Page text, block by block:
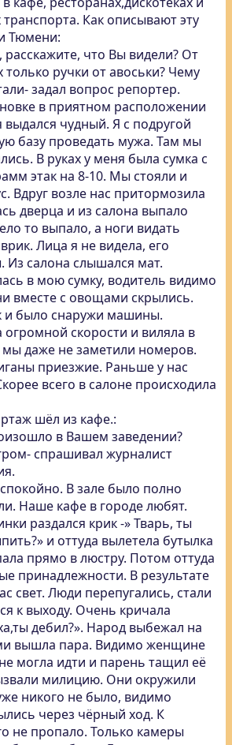
Как описывают эту
Тюмени:
что Вы видели? От
только ручки от авоськи? Чему
задал вопрос репортер.
в приятном расположении
выдался чудный. Я с подругой
базу проведать мужа. Там мы
В руках у меня была сумка с
этак на 8-10. Мы стояли и
Вдруг возле нас притормозила
дверца и из салона выпало
то выпало, а ноги видать
Лица я не видела, его
Из салона слышался мат.
в мою сумку, водитель видимо
вместе с овощами скрылись.
и было снаружи машины.
скорости и виляла в
даже не заметили номеров.
приезжие. Раньше у нас
всего в салоне происходила
шёл из кафе.:
в Вашем заведении?
спрашивал журналист
В зале было полно
Наше кафе в городе любят.
раздался крик -» Тварь, ты
и оттуда вылетела бутылка
прямо в люстру. Потом оттуда
принадлежности. В результате
свет. Люди перепугались, стали
к выходу. Очень кричала
дебил?». Народ выбежал на
вышла пара. Видимо женщине
могла идти и парень тащил её
милицию. Они окружили
никого не было, видимо
через чёрный ход. К
не пропало. Только камеры